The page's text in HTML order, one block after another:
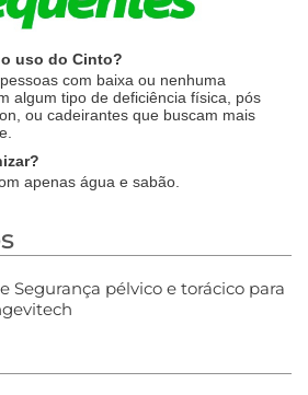
uso do Cinto?
com baixa ou nenhuma
algum tipo de deficiência física, pós
ou cadeirantes que buscam mais
apenas água e sabão.
Segurança pélvico e torácico para